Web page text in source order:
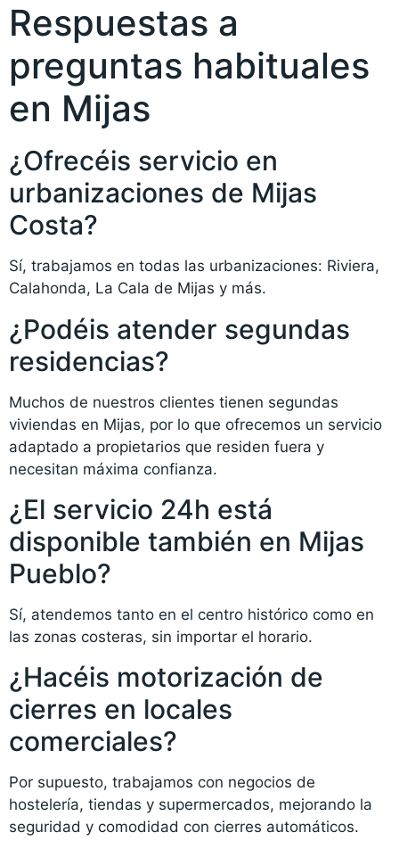
Respuestas a
preguntas habituales
en Mijas
¿Ofrecéis servicio en
urbanizaciones de Mijas
Costa?
Sí, trabajamos en todas las urbanizaciones: Riviera,
Calahonda, La Cala de Mijas y más.
¿Podéis atender segundas
residencias?
Muchos de nuestros clientes tienen segundas
viviendas en Mijas, por lo que ofrecemos un servicio
adaptado a propietarios que residen fuera y
necesitan máxima confianza.
¿El servicio 24h está
disponible también en Mijas
Pueblo?
Sí, atendemos tanto en el centro histórico como en
las zonas costeras, sin importar el horario.
¿Hacéis motorización de
cierres en locales
comerciales?
Por supuesto, trabajamos con negocios de
hostelería, tiendas y supermercados, mejorando la
seguridad y comodidad con cierres automáticos.